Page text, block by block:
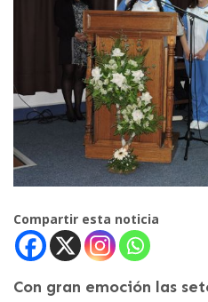
Compartir esta noticia
Con gran emoción las